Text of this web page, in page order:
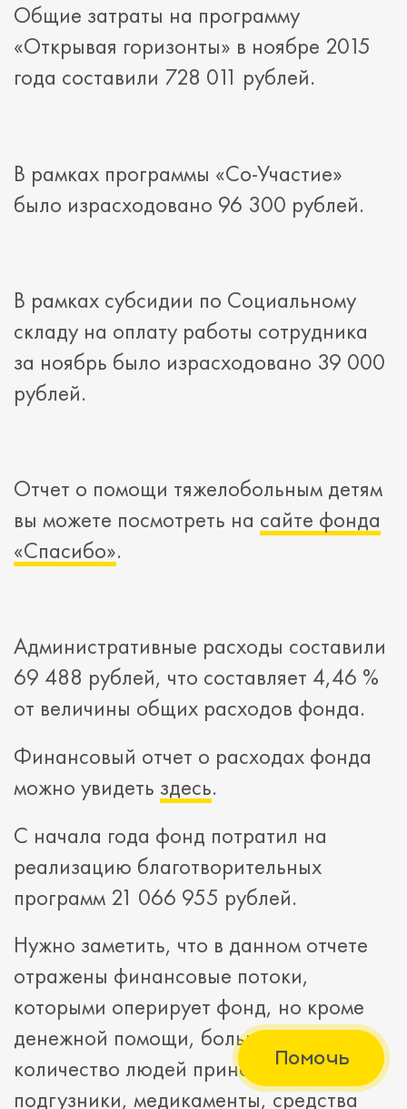
Общие затраты на программу
«Открывая горизонты» в ноябре 2015
года составили 728 011 рублей.
В рамках программы «Со-Участие»
было израсходовано 96 300 рублей.
В рамках субсидии по Социальному
складу на оплату работы сотрудника
за ноябрь было израсходовано 39 000
рублей.
Отчет о помощи тяжелобольным детям
вы можете посмотреть на сайте фонда
«Спасибо».
Административные расходы составили
69 488 рублей, что составляет 4,46 %
от величины общих расходов фонда.
Финансовый отчет о расходах фонда
можно увидеть здесь.
С начала года фонд потратил на
реализацию благотворительных
программ 21 066 955 рублей.
Нужно заметить, что в данном отчете
отражены финансовые потоки,
которыми оперирует фонд, но кроме
денежной помощи, большое
количество людей приносят
подгузники, медикаменты, средства
Помочь